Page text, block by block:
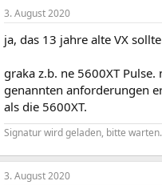
3. August 2020
ja, das 13 jahre alte VX
graka z.b. ne 5600XT
genannten anforderungen
als die 5600XT.
Signatur wird geladen, bitte
3. August 2020